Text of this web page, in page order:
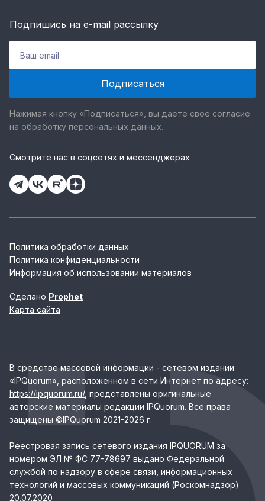
Подпишись на e-mail рассылку
Нажимая кнопку «Подписаться», вы даете свое согласие
на обработку персональных данных.
Смотрите нас в соцсетях и мессенджерах
Политика обработки данных
Политика конфиденциальности
Информация об использовании материалов
Сделано Prophet
Карта сайта
В средстве массовой информации - сетевом издании
«IPQuorum», расположенном в сети Интернет по адресу:
https://ipquorum.ru/, представлены оригинальные
авторские материалы редакции IPQuorum. Все права
защищены ©IPQuorum 2021-2026 г.
Реестровая запись сетевого издания IPQUORUM за
номером ЭЛ № ФС 77-78697 выдано Федеральной
службой по надзору в сфере связи, информационных
технологий и массовых коммуникаций (Роскомнадзор)
20.07.2020